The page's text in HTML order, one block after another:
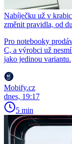
Nabíječku už v
změnit pravidla, od
Pro notebooky
C, a výrobci už
jako jedinou variantu.
Mobify.cz
dnes, 19:17
5 min